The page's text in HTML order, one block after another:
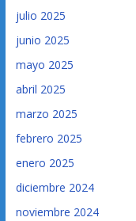
julio 2025
junio 2025
mayo 2025
abril 2025
marzo 2025
febrero 2025
enero 2025
diciembre 2024
noviembre 2024